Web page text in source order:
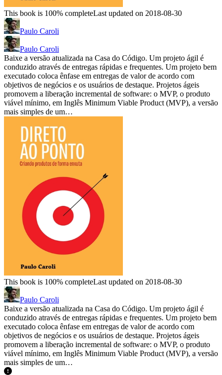
This book is 100% completeLast updated on 2018-08-30
Paulo Caroli
Paulo Caroli
Baixe a versão atualizada na Casa do Código. Um projeto ágil é
conduzido através de entregas rápidas e frequentes. Um projeto bem
executado coloca ênfase em entregas de valor de acordo com
objetivos de negócios e os usuários de destaque. Projetos ágeis
promovem a liberação incremental de software: o MVP, o produto
viável mínimo, em Inglês Minimum Viable Product (MVP), a versão
mais simples de um…
This book is 100% completeLast updated on 2018-08-30
Paulo Caroli
Baixe a versão atualizada na Casa do Código. Um projeto ágil é
conduzido através de entregas rápidas e frequentes. Um projeto bem
executado coloca ênfase em entregas de valor de acordo com
objetivos de negócios e os usuários de destaque. Projetos ágeis
promovem a liberação incremental de software: o MVP, o produto
viável mínimo, em Inglês Minimum Viable Product (MVP), a versão
mais simples de um…